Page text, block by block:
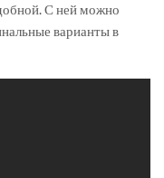
С ней можно
варианты в